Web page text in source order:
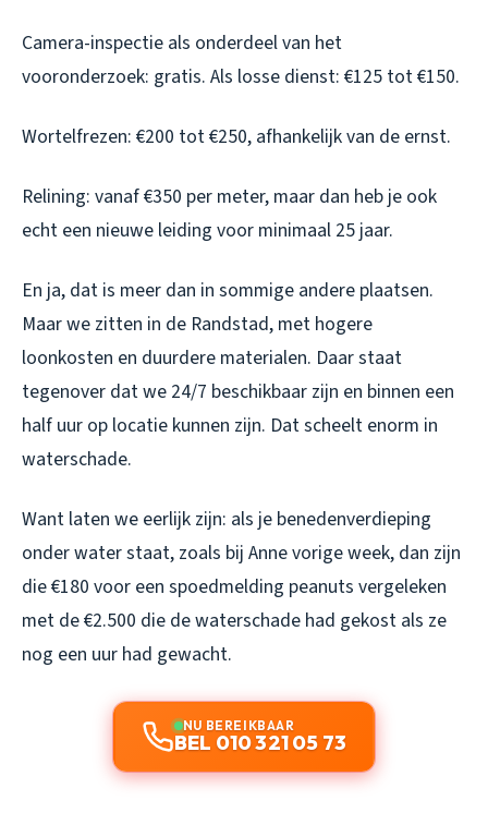
Camera-inspectie als onderdeel van het
vooronderzoek: gratis. Als losse dienst: €125 tot €150.
Wortelfrezen: €200 tot €250, afhankelijk van de ernst.
Relining: vanaf €350 per meter, maar dan heb je ook
echt een nieuwe leiding voor minimaal 25 jaar.
En ja, dat is meer dan in sommige andere plaatsen.
Maar we zitten in de Randstad, met hogere
loonkosten en duurdere materialen. Daar staat
tegenover dat we 24/7 beschikbaar zijn en binnen een
half uur op locatie kunnen zijn. Dat scheelt enorm in
waterschade.
Want laten we eerlijk zijn: als je benedenverdieping
onder water staat, zoals bij Anne vorige week, dan zijn
die €180 voor een spoedmelding peanuts vergeleken
met de €2.500 die de waterschade had gekost als ze
nog een uur had gewacht.
NU BEREIKBAAR
BEL 010 321 05 73